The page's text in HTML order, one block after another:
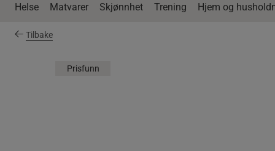
Helse Matvarer Skjønnhet Trening Hjem og
Tilbake
Prisfunn